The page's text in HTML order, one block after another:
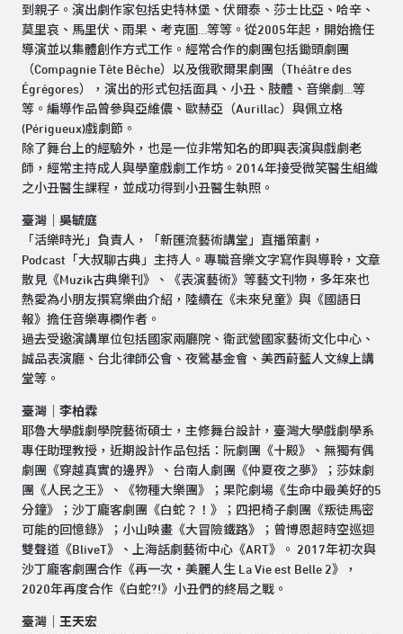
到親子。演出劇作家包括史特林堡、伏爾泰、莎士比亞、哈辛、
莫里哀、馬里伏、雨果、考克圖…等等。從2005年起，開始擔任
導演並以集體創作方式工作。經常合作的劇團包括鋤頭劇團
（Compagnie Tête Bêche）以及俄歌爾果劇團（Théâtre des
Égrégores），演出的形式包括面具、小丑、肢體、音樂劇…等
等。編導作品曾參與亞維儂、歐赫亞（Aurillac）與佩立格
(Périgueux)戲劇節。
除了舞台上的經驗外，也是一位非常知名的即興表演與戲劇老
師，經常主持成人與學童戲劇工作坊。2014年接受微笑醫生組織
之小丑醫生課程，並成功得到小丑醫生執照。
臺灣｜吳毓庭
「活樂時光」負責人，「新匯流藝術講堂」直播策劃，
Podcast「大叔聊古典」主持人。專職音樂文字寫作與導聆，文章
散見《Muzik古典樂刊》、《表演藝術》等藝文刊物，多年來也
熱愛為小朋友撰寫樂曲介紹，陸續在《未來兒童》與《國語日
報》擔任音樂專欄作者。
過去受邀演講單位包括國家兩廳院、衛武營國家藝術文化中心、
誠品表演廳、台北律師公會、夜鶯基金會、美西蔚藍人文線上講
堂等。
臺灣｜李柏霖
耶魯大學戲劇學院藝術碩士，主修舞台設計，臺灣大學戲劇學系
專任助理教授，近期設計作品包括：阮劇團《十殿》、無獨有偶
劇團《穿越真實的邊界》、台南人劇團《仲夏夜之夢》；莎妹劇
團《人民之王》、《物種大樂團》；果陀劇場《生命中最美好的5
分鐘》；沙丁龐客劇團《白蛇？！》；四把椅子劇團《叛徒馬密
可能的回憶錄》；小山映畫《大冒險鐵路》；曾博恩超時空巡迴
雙聲道《BliveT》、上海話劇藝術中心《ART》。 2017年初次與
沙丁龐客劇團合作《再一次‧美麗人生 La Vie est Belle 2》，
2020年再度合作《白蛇?!》小丑們的終局之戰。
臺灣｜王天宏